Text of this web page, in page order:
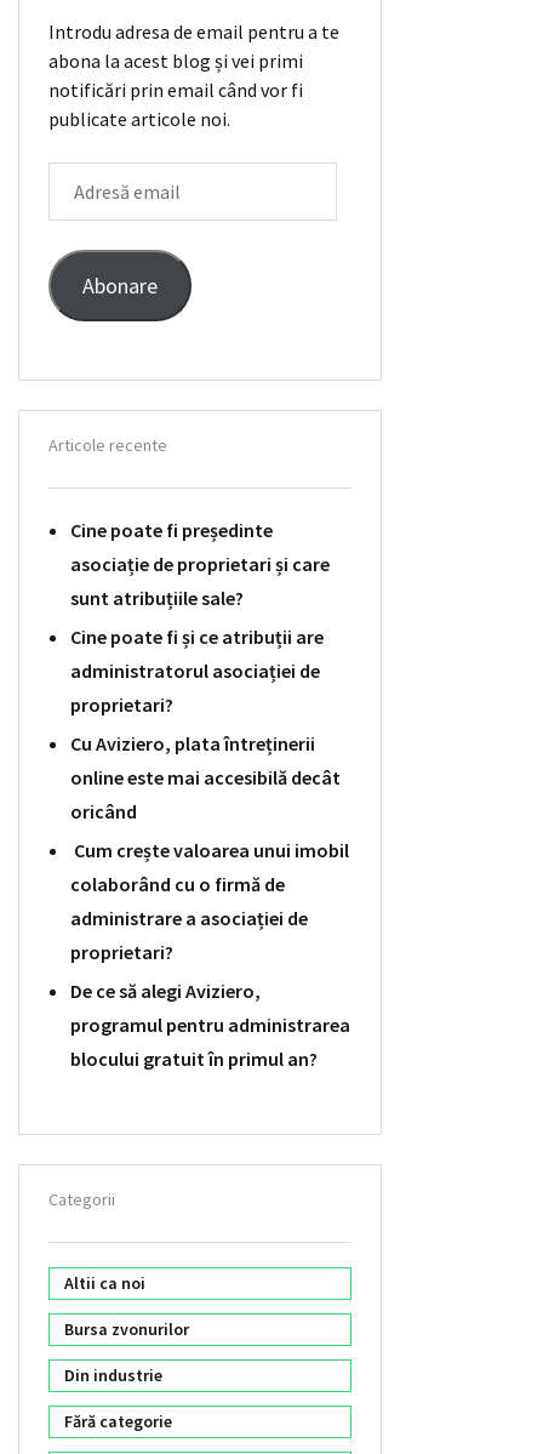
Introdu adresa de email pentru a te
abona la acest blog și vei primi
notificări prin email când vor fi
publicate articole noi.
EMAIL
Abonare
Articole recente
Cine poate fi președinte
asociație de proprietari și care
sunt atribuțiile sale?
Cine poate fi și ce atribuții are
administratorul asociației de
proprietari?
Cu Aviziero, plata întreținerii
online este mai accesibilă decât
oricând
Cum crește valoarea unui imobil
colaborând cu o firmă de
administrare a asociației de
proprietari?
De ce să alegi Aviziero,
programul pentru administrarea
blocului gratuit în primul an?
Categorii
Altii ca noi
Bursa zvonurilor
Din industrie
Fără categorie